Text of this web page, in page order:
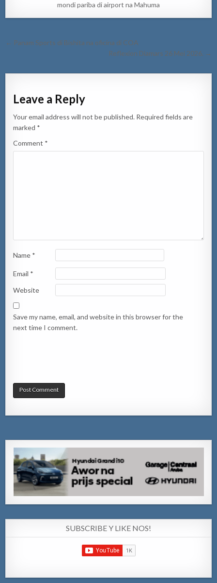
mondi pariba di airport na Mahuma
Post
← Panam Sports di Bishita na oficina di COA
Reflexion Diamars 26 Mei 2026. →
Leave a Reply
Your email address will not be published. Required fields are
marked *
Comment *
Name *
Email *
Website
Save my name, email, and website in this browser for the
next time I comment.
SUBSCRIBE Y LIKE NOS!